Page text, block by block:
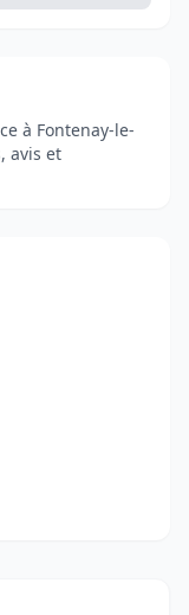
à Fontenay-le-
avis et